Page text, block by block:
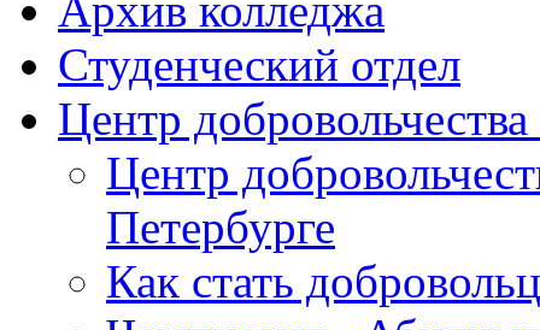
Архив колледжа
Студенческий отдел
Центр
Центр
Петербурге
Как стать